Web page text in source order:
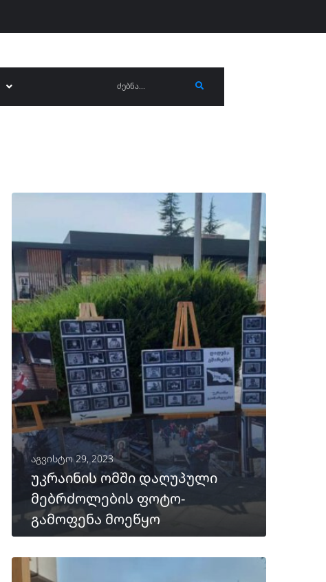
აგვისტო 29, 2023
უკრაინის ომში დაღუპული
მებრძოლების ფოტო-
გამოფენა მოეწყო